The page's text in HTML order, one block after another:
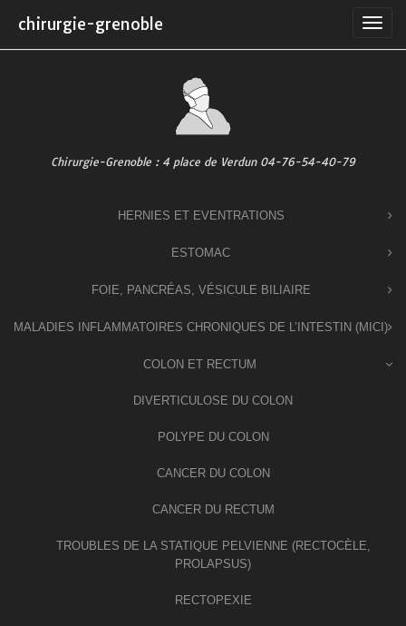
chirurgie-grenoble
Chirurgie-Grenoble : 4 place de Verdun 04-76-54-40-79
HERNIES ET EVENTRATIONS
ESTOMAC
FOIE, PANCRÉAS, VÉSICULE BILIAIRE
MALADIES INFLAMMATOIRES CHRONIQUES DE L’INTESTIN (MICI)
COLON ET RECTUM
DIVERTICULOSE DU COLON
POLYPE DU COLON
CANCER DU COLON
CANCER DU RECTUM
TROUBLES DE LA STATIQUE PELVIENNE (RECTOCÈLE,
PROLAPSUS)
RECTOPEXIE